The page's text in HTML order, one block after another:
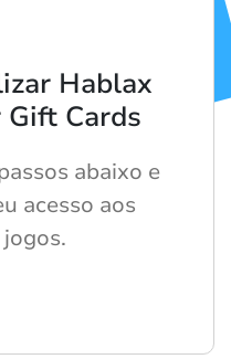
Hablax
Cards
abaixo e
acesso aos